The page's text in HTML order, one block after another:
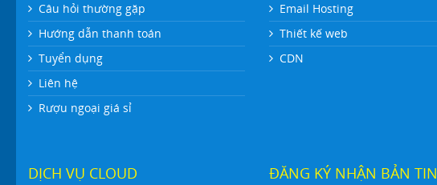
Câu hỏi thường gặp
Hướng dẫn thanh toán
Tuyển dụng
Liên hệ
Rượu ngoại giá sỉ
Email Hosting
Thiết kế web
CDN
DỊCH VỤ CLOUD ĐĂNG KÝ NHẬN BẢN TIN